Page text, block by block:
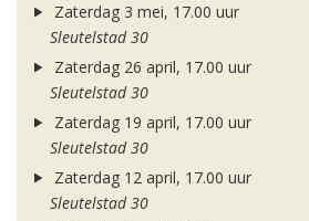
Zaterdag 3 mei, 17.00 uur
Sleutelstad 30
Zaterdag 26 april, 17.00 uur
Sleutelstad 30
Zaterdag 19 april, 17.00 uur
Sleutelstad 30
Zaterdag 12 april, 17.00 uur
Sleutelstad 30